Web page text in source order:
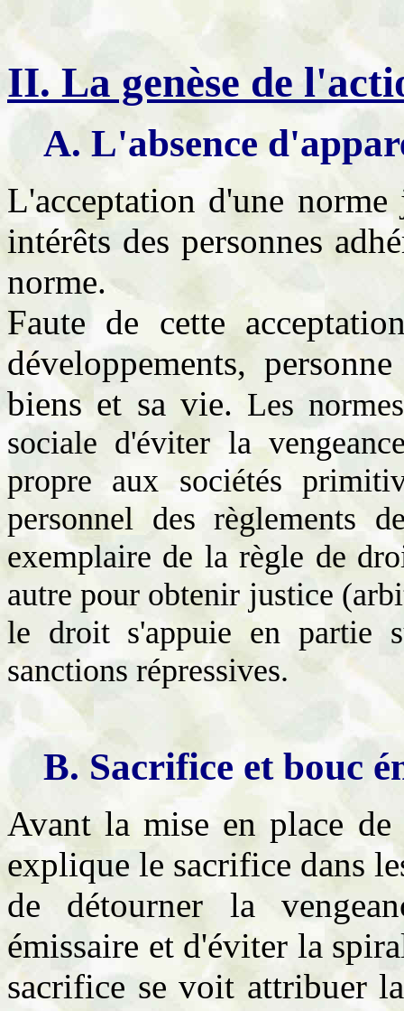
II. La genèse de
A. L'absence
L'acceptation d'une
intérêts des personnes
norme.
Faute de cette
développements,
biens et sa vie. Les
sociale d'éviter la
propre aux sociétés
personnel des règlements
exemplaire de la règle de
autre pour obtenir justice
le droit s'appuie en partie
sanctions répressives.
B. Sacrifice et bouc
Avant la mise en place
explique le sacrifice dans
de détourner la
émissaire et d'éviter la
sacrifice se voit attribuer